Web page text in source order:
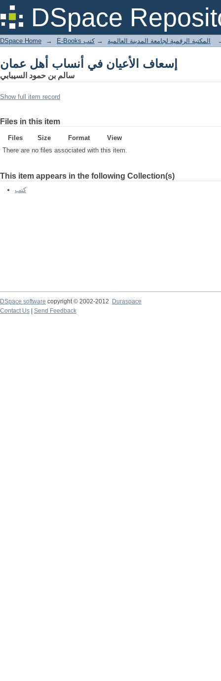
DSpace
إسعاف الأعيان في أنساب أهل عمان
DSpace Home → E-Books المكتبة الرقمية لجامعة المدينة العالمية → كتب
إسعاف الأعيان في أنساب أهل عمان
سالم بن حمود السيبابي
Show full item record
Files in this item
Files Size Format
View
There are no files associated with this item.
This item appears in the following Collection(s)
كتب
DSpace software copyright © 2002-2012
Duraspace
Contact Us
Send Feedback